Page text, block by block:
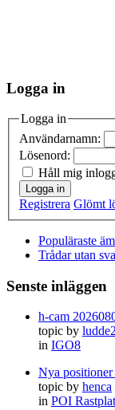
Logga in
Logga in
Användarnamn:
Lösenord:
Håll mig
Logga in
Registrera Glömt
Populäraste
Trådar utan
Senste inläggen
h-cam
topic by
in IGO8
Nya
topic by henca
in POI